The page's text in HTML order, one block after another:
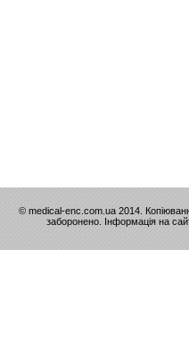
© medical-enc.com.ua 2014.
заборонено. Інформація на